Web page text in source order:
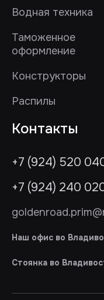
Водная техника
Таможенное
оформление
Конструкторы
Распилы
Контакты
+7 (924) 520
+7 (924) 240
Наш офис во
Стоянка во